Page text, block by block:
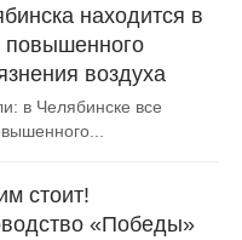
находится в
повышенного
воздуха
в Челябинске все
стоит!
«Победы»